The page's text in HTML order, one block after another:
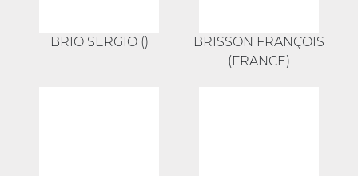
BRIO SERGIO ()
BRISSON FRANÇOIS
(FRANCE)